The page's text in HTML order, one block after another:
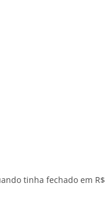
tinha fechado em R$